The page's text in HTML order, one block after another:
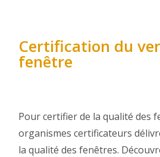
Certification du
fenêtre
Pour certifier de la qualité des
organismes certificateurs
la qualité des fenêtres.